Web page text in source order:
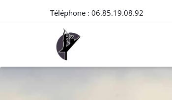
Téléphone : 06.85.19.08.92